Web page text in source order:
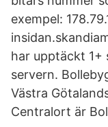
exempel:
har upptäckt 1+
servern.
Västra
Centralort är